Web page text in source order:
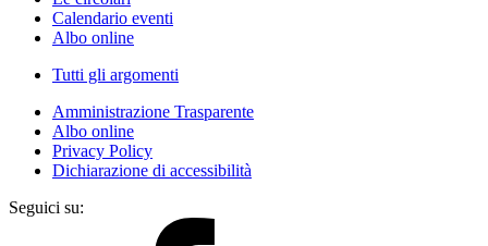
Calendario eventi
Albo online
Tutti gli argomenti
Amministrazione Trasparente
Albo online
Privacy Policy
Dichiarazione di accessibilità
Seguici su: